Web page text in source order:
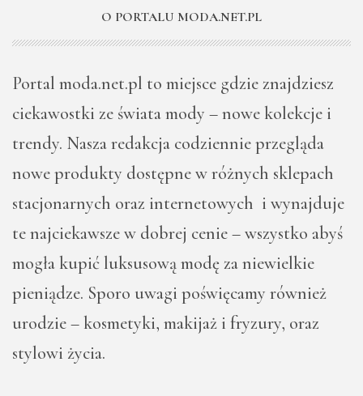
O PORTALU MODA.NET.PL
Portal moda.net.pl to miejsce gdzie znajdziesz
ciekawostki ze świata mody – nowe kolekcje i
trendy. Nasza redakcja codziennie przegląda
nowe produkty dostępne w różnych sklepach
stacjonarnych oraz internetowych i wynajduje
te najciekawsze w dobrej cenie – wszystko abyś
mogła kupić luksusową modę za niewielkie
pieniądze. Sporo uwagi poświęcamy również
urodzie – kosmetyki, makijaż i fryzury, oraz
stylowi życia.